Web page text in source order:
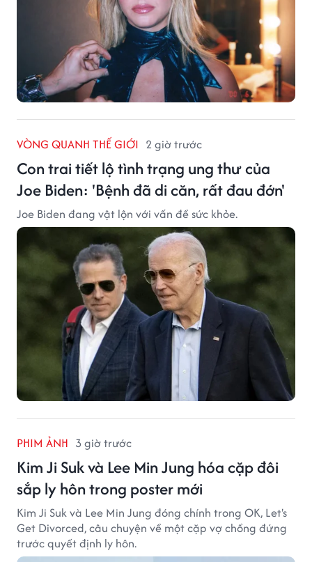
VÒNG QUANH THẾ GIỚI 2 giờ trước
Con trai tiết lộ tình trạng ung thư của
Joe Biden: 'Bệnh đã di căn, rất đau đớn'
Joe Biden đang vật lộn với vấn đề sức khỏe.
PHIM ẢNH 3 giờ trước
Kim Ji Suk và Lee Min Jung hóa cặp đôi
sắp ly hôn trong poster mới
Kim Ji Suk và Lee Min Jung đóng chính trong OK, Let's
Get Divorced, câu chuyện về một cặp vợ chồng đứng
trước quyết định ly hôn.